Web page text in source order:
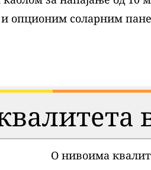
опционим соларним
О нивоима